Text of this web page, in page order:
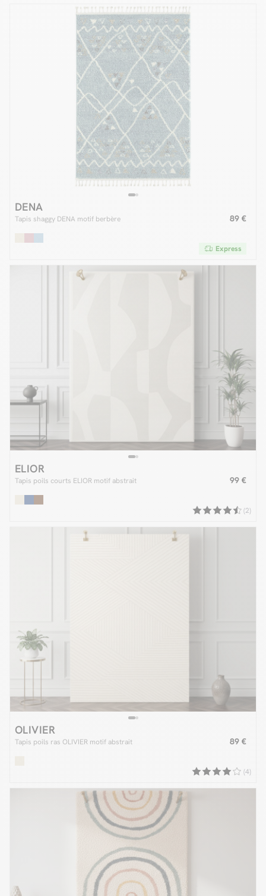
DENA
Tapis shaggy DENA motif berbère 89 €
Express
ELIOR
Tapis poils courts ELIOR motif abstrait 99 €
(2)
OLIVIER
Tapis poils ras OLIVIER motif abstrait 89 €
(4)